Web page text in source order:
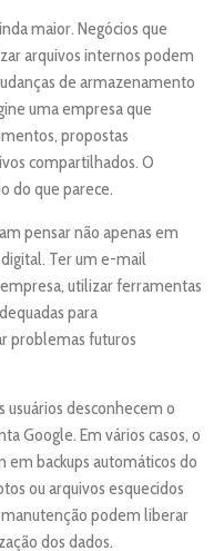
maior. Negócios que
arquivos internos podem
de armazenamento
uma empresa que
propostas
compartilhados. O
do que parece.
pensar não apenas em
Ter um e-mail
utilizar ferramentas
para
problemas futuros
desconhecem o
Google. Em vários casos, o
em backups automáticos do
ou arquivos esquecidos
podem liberar
dos dados.